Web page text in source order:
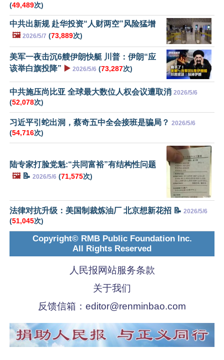
(49,489次)
中共出新规 赴华投资“人财两空”风险猛增
🖼️ 2026/5/7 (73,889次)
美军一夜击沉6艘伊朗快艇 川普：伊朗“应
该举白旗投降” ▶️ 2026/5/6 (73,287次)
中共施压尚比亚 全球最大数位人权会议遭取消 2026/5/6
(52,078次)
习近平引蛇出洞，蔡奇五中全会接班是骗局？ 2026/5/6
(54,716次)
陆专家打脸党魁:“共同富裕”有结构性问题
🖼️📝 2026/5/6 (71,575次)
法律对抗升级：美国制裁炼油厂 北京想新花招 📝 2026/5/6
(51,045次)
Copyright© RMB Public Foundation Inc.
All Rights Reserved
人民报网站服务条款
关于我们
反馈信箱： editor@renminbao.com